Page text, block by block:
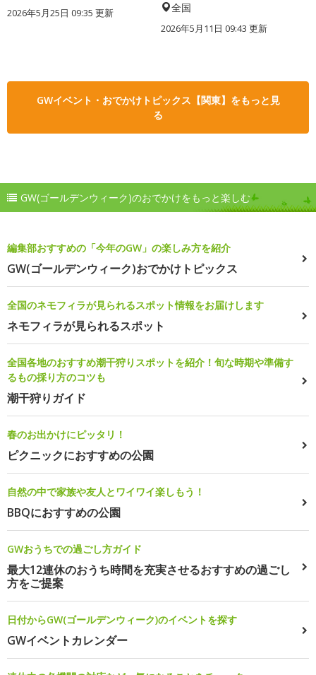
2026年5月25日 09:35 更新 全国
2026年5月11日 09:43 更新
GWイベント・おでかけトピックス【関東】をもっと見
る
GW(ゴールデンウィーク)のおでかけをもっと楽しむ
編集部おすすめの「今年のGW」の楽しみ方を紹介
GW(ゴールデンウィーク)おでかけトピックス
全国のネモフィラが見られるスポット情報をお届けします
ネモフィラが見られるスポット
全国各地のおすすめ潮干狩りスポットを紹介！旬な時期や準備す
るもの採り方のコツも
潮干狩りガイド
春のお出かけにピッタリ！
ピクニックにおすすめの公園
自然の中で家族や友人とワイワイ楽しもう！
BBQにおすすめの公園
GWおうちでの過ごし方ガイド
最大12連休のおうち時間を充実させるおすすめの過ごし
方をご提案
日付からGW(ゴールデンウィーク)のイベントを探す
GWイベントカレンダー